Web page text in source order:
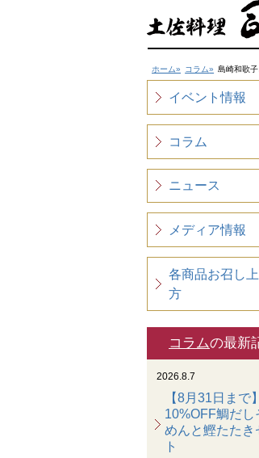
ホーム コラム 島崎和歌
イベント情報
コラム
ニュース
メディア情報
各商品お召し
方
コラムの最新
2026.8.7
【8月31日まで】
10%OFF鯛だし
めんと鰹たたき
ト